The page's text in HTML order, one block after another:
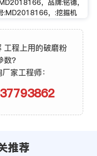
，品牌:铭德，
:MD2018166，:挖掘机
工程上用的破磨粉
？
家工程师：
推荐